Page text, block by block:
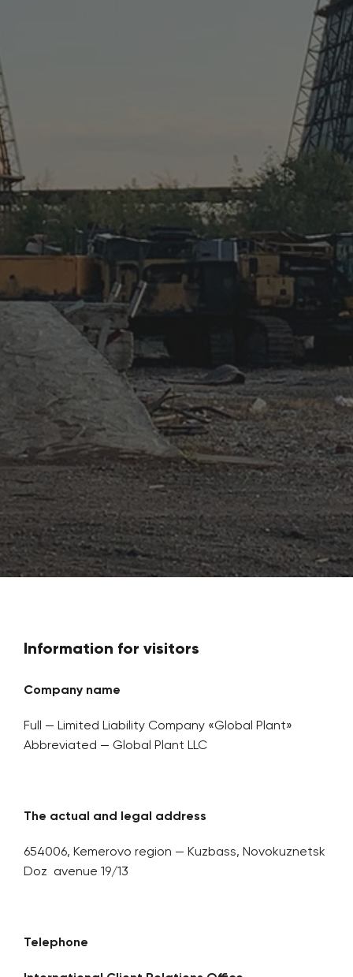
Information for visitors
Company name
Full — Limited Liability Company «Global Plant»
Abbreviated — Global Plant LLC
The actual and legal address
654006, Kemerovo region — Kuzbass, Novokuznetsk
Doz avenue 19/13
Telephone